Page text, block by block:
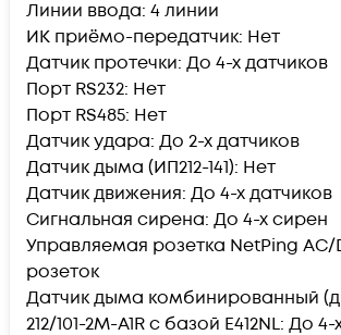
Линии ввода: 4 линии
ИК приёмо-передатчик: Нет
Датчик протечки: До 4-х датчиков
Порт RS232: Нет
Порт RS485: Нет
Датчик удара: До 2-х датчиков
Датчик дыма (ИП212-141): Нет
Датчик движения: До 4-х датчиков
Сигнальная сирена: До 4-х сирен
Управляемая розетка NetPing AC/
розеток
Датчик дыма комбинированный
212/101-2М-A1R с базой Е412NL: До